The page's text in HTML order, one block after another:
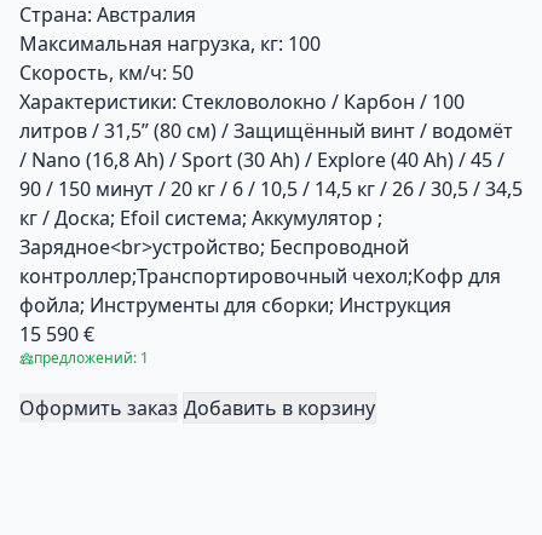
Страна: Австралия
Максимальная нагрузка, кг: 100
Скорость, км/ч: 50
Характеристики: Стекловолокно / Карбон / 100
литров / 31,5” (80 см) / Защищённый винт / водомёт
/ Nano (16,8 Ah) / Sport (30 Ah) / Explore (40 Ah) / 45 /
90 / 150 минут / 20 кг / 6 / 10,5 / 14,5 кг / 26 / 30,5 / 34,5
кг / Доска; Efoil система; Аккумулятор ;
Зарядное<br>устройство; Беспроводной
контроллер;Транспортировочный чехол;Кофр для
фойла; Инструменты для сборки; Инструкция
15 590 €
предложений: 1
Оформить заказ Добавить в корзину